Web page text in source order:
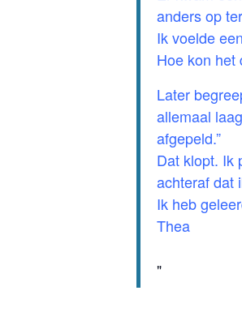
anders op
Ik voelde
Hoe kon het
Later
allemaal
afgepeld.”
Dat klopt. Ik
achteraf dat
Ik heb
Thea